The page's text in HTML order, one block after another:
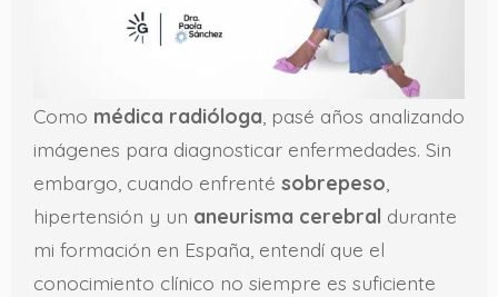
Como médica radióloga , pasé años analizando
imágenes para diagnosticar enfermedades. Sin
embargo, cuando enfrenté sobrepeso
hipertensión y un aneurisma cerebral durante
mi formación en España, entendí que el
conocimiento clínico no siempre es suficiente